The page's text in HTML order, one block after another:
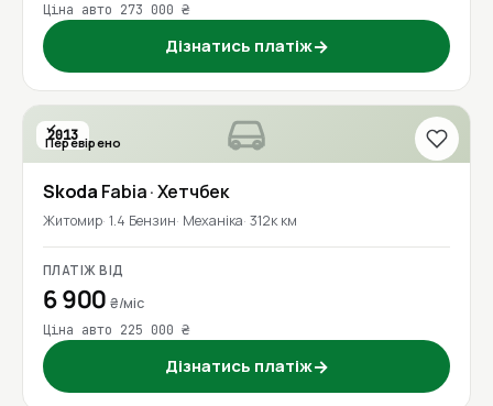
Ціна авто 273 000 ₴
Дізнатись платіж→
2013
Перевірено
Skoda Fabia· Хетчбек
Житомир 1.4 Бензин Механіка 312к км
ПЛАТІЖ ВІД
6 900₴/міс
Ціна авто 225 000 ₴
Дізнатись платіж→